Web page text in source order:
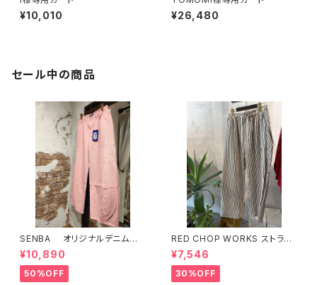
¥10,010 ¥26,480
セール中の商品
SENBA オリジナルデニム
ピンク
¥10,890
50%OFF
RED CHOP WORKS ストライ
プ柄パンツ 【36352581】
¥7,546
30%OFF